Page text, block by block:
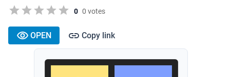
0 0 votes
OPEN Copy link